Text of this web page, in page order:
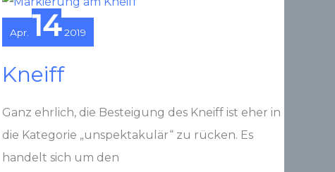
Apr. 14 2019
Kneiff
Ganz ehrlich, die Besteigung des Kneiff ist eher in
die Kategorie „unspektakulär“ zu rücken. Es
handelt sich um den